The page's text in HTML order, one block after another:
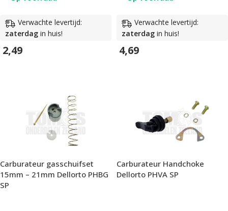
Verwachte levertijd:
zaterdag in huis!
2,49
Verwachte levertijd:
zaterdag in huis!
4,69
Carburateur gasschuifset
15mm – 21mm Dellorto PHBG
SP
Carburateur Handchoke
Dellorto PHVA SP